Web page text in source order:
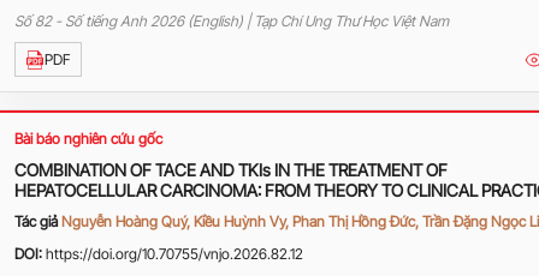
Số 82 - Số tiếng Anh 2026 (English) | Tạp Chí Ung Thư Học Việt Nam
PDF
Bài báo nghiên cứu gốc
COMBINATION OF TACE AND TKIs IN THE TREATMENT OF
HEPATOCELLULAR CARCINOMA: FROM THEORY TO CLINICAL
Tác giả Nguyễn Hoàng Quý, Kiều Huỳnh Vy, Phan Thị Hồng Đức, Trần Đặng Ngọc
DOI: https://doi.org/10.70755/vnjo.2026.82.12